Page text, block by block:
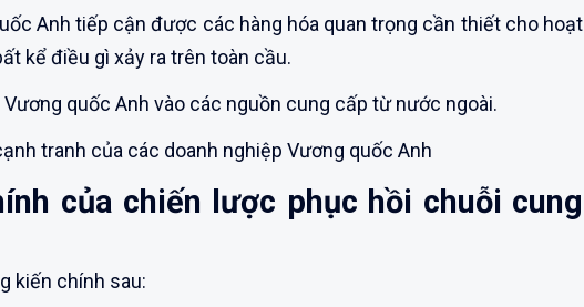
Anh tiếp cận được các hàng hóa quan trọng cần thiết cho hoạt
kể điều gì xảy ra trên toàn cầu.
quốc Anh vào các nguồn cung cấp từ nước ngoài.
tranh của các doanh nghiệp Vương quốc Anh
của chiến lược phục hồi chuỗi cung
kiến ​​chính sau: